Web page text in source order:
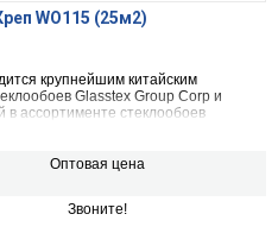
WO115 (25м2)
крупнейшим китайским
Glasstex Group Corp и
ассортименте стеклообоев
Оптовая цена
Звоните!